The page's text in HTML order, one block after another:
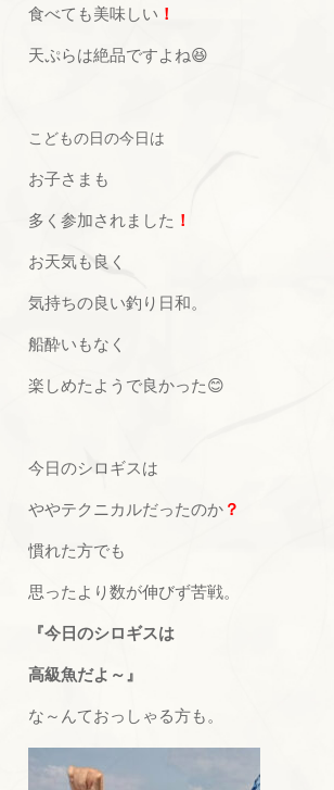
食べても美味しい ！
天ぷらは絶品ですよね😆
こどもの日の今日は
お子さまも
多く参加されました ！
お天気も良く
気持ちの良い釣り日和。
船酔いもなく
楽しめたようで良かった😊
今日のシロギスは
ややテクニカルだったのか ？
慣れた方でも
思ったより数が伸びず苦戦。
『今日のシロギスは
高級魚だよ～』
な～んておっしゃる方も。